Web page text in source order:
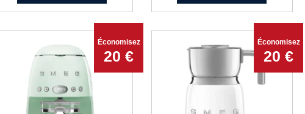
Économisez
20 €
Économisez
20 €